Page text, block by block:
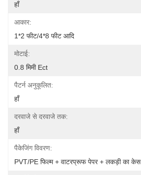
हाँ
आकार:
1*2 फीट/4*8 फीट आदि
मोटाई:
0.8 मिमी Ect
पैटर्न अनुकूलित:
हाँ
दरवाजे से दरवाजे तक:
हाँ
पैकेजिंग विवरण:
PVT/PE फिल्म + वाटरप्रूफ पेपर + लकड़ी का केस